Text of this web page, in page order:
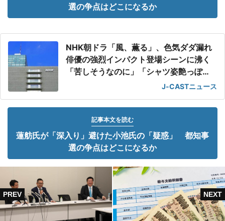
選の争点はどこになるか
NHK朝ドラ「風、薫る」、色気ダダ漏れ
俳優の強烈インパクト登場シーンに沸く
「苦しそうなのに」「シャツ姿艶っぽ
J-CASTニュース
記事本文を読む
蓮舫氏が「深入り」避けた小池氏の「疑惑」 都知事
選の争点はどこになるか